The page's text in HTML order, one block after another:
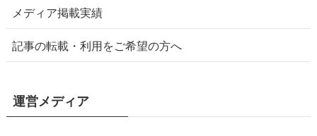
メディア掲載実績
記事の転載・利用をご希望の方へ
運営メディア